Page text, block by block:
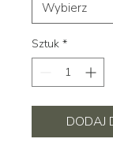
Sztuk *
DODAJ